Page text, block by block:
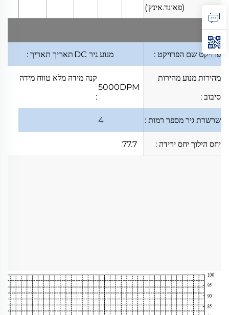
(פאונד.אינץ')
פרויקט שם הפרויקט : מנוע גיר DC תאריך תאריך :
מהירות מנוע מהירות
סיבוב :
5000DPM
קנה מידה מלא טווח מידה
:
שרשרת גיר מספר רמות :
4
יחס הילוך יחס ירידה :
77.7